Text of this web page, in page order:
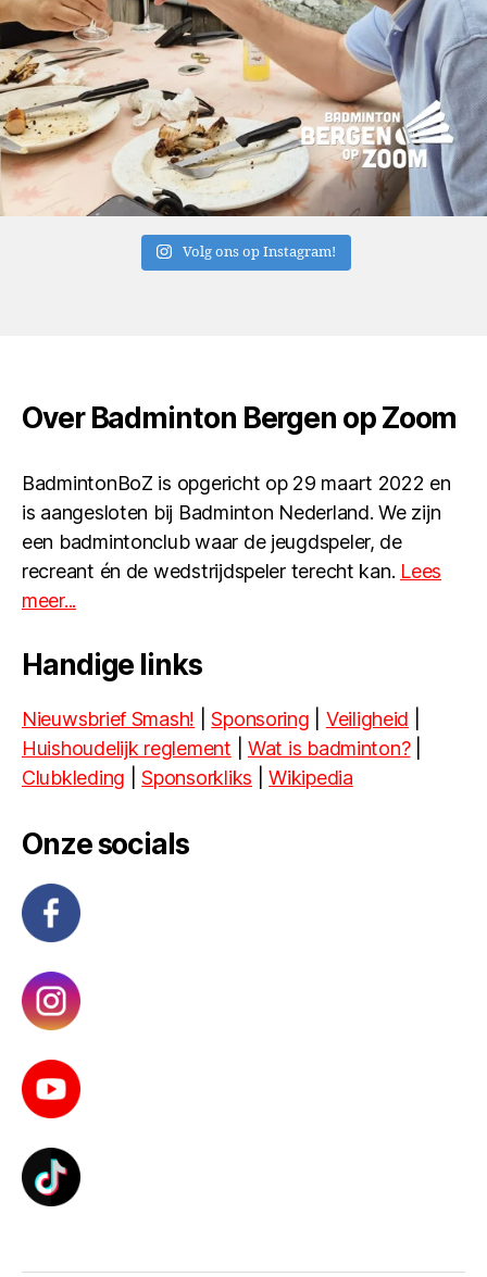
Volg ons op Instagram!
Over Badminton Bergen op Zoom
BadmintonBoZ is opgericht op 29 maart 2022 en
is aangesloten bij Badminton Nederland. We zijn
een badmintonclub waar de jeugdspeler, de
recreant én de wedstrijdspeler terecht kan. Lees
meer...
Handige links
Nieuwsbrief Smash! |Sponsoring Veiligheid
Huishoudelijk reglement
Wat is badminton?|
Clubkleding |Sponsorkliks |Wikipedia
Onze socials